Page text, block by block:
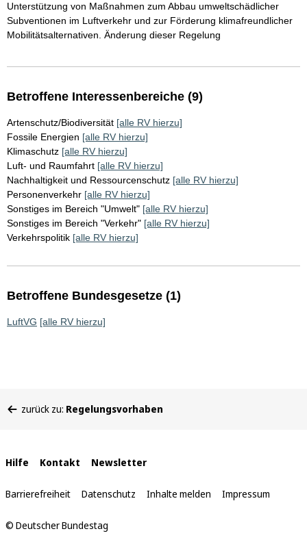
Unterstützung von Maßnahmen zum Abbau umweltschädlicher
Subventionen im Luftverkehr und zur Förderung klimafreundlicher
Mobilitätsalternativen. Änderung dieser Regelung
Betroffene Interessenbereiche (9)
Artenschutz/Biodiversität [alle RV hierzu]
Fossile Energien [alle RV hierzu]
Klimaschutz [alle RV hierzu]
Luft- und Raumfahrt [alle RV hierzu]
Nachhaltigkeit und Ressourcenschutz [alle RV hierzu]
Personenverkehr [alle RV hierzu]
Sonstiges im Bereich "Umwelt" [alle RV hierzu]
Sonstiges im Bereich "Verkehr" [alle RV hierzu]
Verkehrspolitik [alle RV hierzu]
Betroffene Bundesgesetze (1)
LuftVG [alle RV hierzu]
befinden
zurück zu: Regelungsvorhaben
Interne
Links
Hilfe Kontakt Newsletter
Barrierefreiheit Datenschutz Inhalte melden Impressum
© Deutscher Bundestag